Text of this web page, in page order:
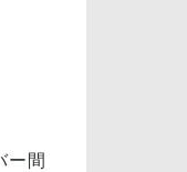
間で調整して決定）